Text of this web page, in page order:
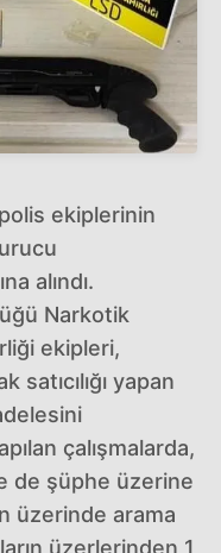
ekiplerinin
alındı.
Narkotik
ekipleri,
yapan
çalışmalarda,
de şüphe üzerine
üzerinde arama